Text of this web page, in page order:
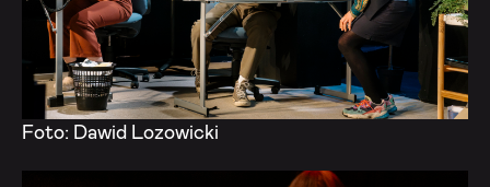
Foto: Dawid Lozowicki